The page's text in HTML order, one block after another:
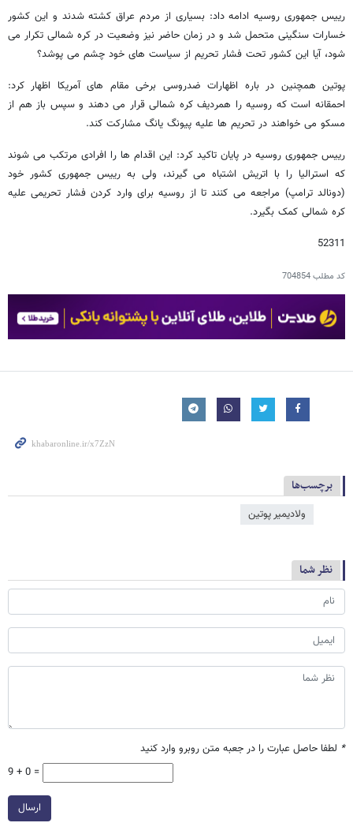
رییس جمهوری روسیه ادامه داد: بسیاری از مردم عراق کشته شدند و این کشور
خسارات سنگینی متحمل شد و در زمان حاضر نیز وضعیت در کره شمالی تکرار می
شود، آیا این کشور تحت فشار تحریم از سیاست های خود چشم می پوشد؟
پوتین همچنین در باره اظهارات ضدروسی برخی مقام های آمریکا اظهار کرد:
احمقانه است که روسیه را همردیف کره شمالی قرار می دهند و سپس باز هم از
مسکو می خواهند در تحریم ها علیه پیونگ یانگ مشارکت کند.
رییس جمهوری روسیه در پایان تاکید کرد: این اقدام ها را افرادی مرتکب می شوند
که استرالیا را با اتریش اشتباه می گیرند، ولی به رییس جمهوری کشور خود
(دونالد ترامپ) مراجعه می کنند تا از روسیه برای وارد کردن فشار تحریمی علیه
کره شمالی کمک بگیرد.
52311
کد مطلب704854
برچسب‌ها
ولادیمیر پوتین
نظر شما
* لطفا حاصل عبارت را در جعبه متن روبرو وارد کنید
9 + 0 =
ارسال